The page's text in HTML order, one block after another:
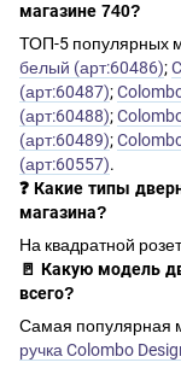
магазине 740?
ТОП-5 популярных
белый (арт:60486);
(арт:60487);
(арт:60488);
(арт:60489);
(арт:60557).
❓ Какие типы
магазина?
На квадратной
🚪 Какую модель
всего?
Самая популярная
ручка Colombo